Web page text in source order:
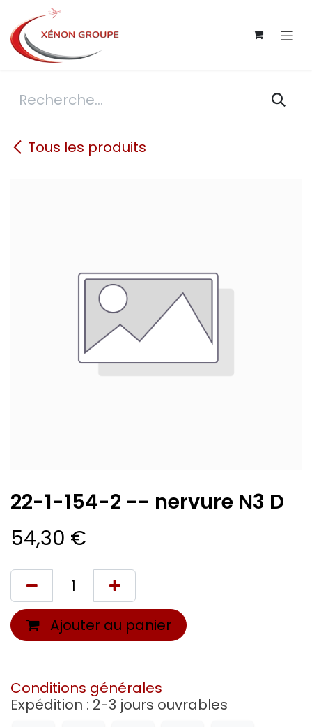
Se rendre au contenu
Tous les produits
22-1-154-2 -- nervure N3 D
54,30 €
Ajouter au panier
Conditions générales
Expédition : 2-3 jours ouvrables